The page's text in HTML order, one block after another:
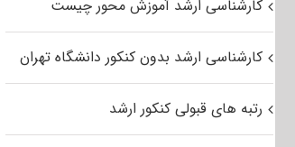
کارشناسی ارشد آموزش محور چیست
کارشناسی ارشد بدون کنکور دانشگاه تهران
رتبه های قبولی کنکور ارشد